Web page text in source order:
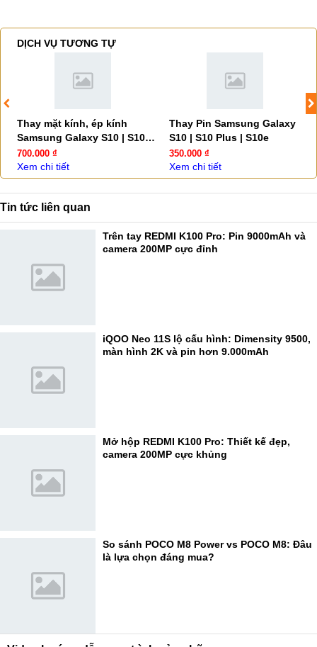
DỊCH VỤ TƯƠNG TỰ
Thay mặt kính, ép kính
Samsung Galaxy S10 | S10
Plus | S10 Lite
700.000 ₫
Xem chi tiết
Thay Pin Samsung Galaxy
S10 | S10 Plus | S10e
350.000 ₫
Xem chi tiết
Tin tức liên quan
Trên tay REDMI K100 Pro: Pin 9000mAh và
camera 200MP cực đỉnh
iQOO Neo 11S lộ cấu hình: Dimensity 9500,
màn hình 2K và pin hơn 9.000mAh
Mở hộp REDMI K100 Pro: Thiết kế đẹp,
camera 200MP cực khủng
So sánh POCO M8 Power vs POCO M8: Đâu
là lựa chọn đáng mua?